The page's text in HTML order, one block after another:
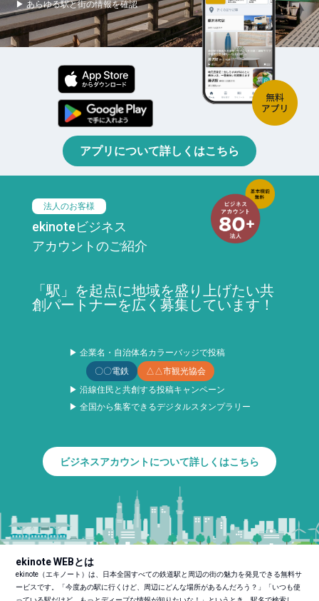
▶ あらゆる駅と街の情報を確認
アプリについて詳しくはこちら
法人のお客様
ekinoteビジネス
アカウントのご紹介
「駅」を起点に地域を盛り上げたい共
創パートナーを広く募集しています！
▶ 企業名・自治体名カラーバッジで投稿
〇〇電鉄
△△市観光協会
▶ 沿線住民と共創する投稿キャンペーン
▶ 全国から集客できるデジタルスタンプラリー
ビジネスアカウントについて詳しくはこちら
ekinote WEBとは
ekinote（エキノート）は、日本全国すべての鉄道駅と周辺の街の魅力を発見できる無料サ
ービスです。「今度あの駅に行くけど、周辺にどんな場所があるんだろう？」「いつも使